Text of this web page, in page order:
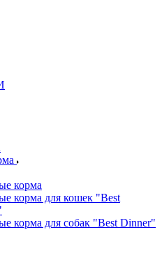
корма
корма для кошек "Best
корма для собак "Best Dinner"